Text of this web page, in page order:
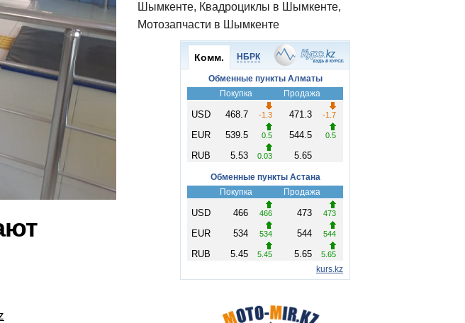
Шымкенте, Квадроциклы в Шымкенте,
Мотозапчасти в Шымкенте